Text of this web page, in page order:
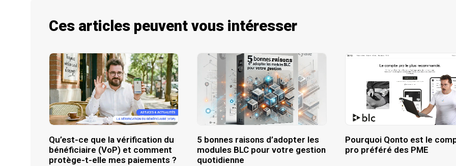
Ces articles peuvent vous intéresser
Qu’est-ce que la vérification du
bénéficiaire (VoP) et comment
protège-t-elle mes paiements ?
5 bonnes raisons d’adopter les
modules BLC pour votre gestion
quotidienne
Pourquoi Qonto est le
pro préféré des PME